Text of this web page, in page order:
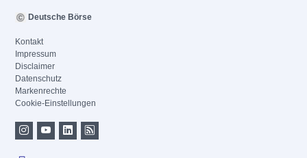
Deutsche Börse
Kontakt
Impressum
Disclaimer
Datenschutz
Markenrechte
Cookie-Einstellungen